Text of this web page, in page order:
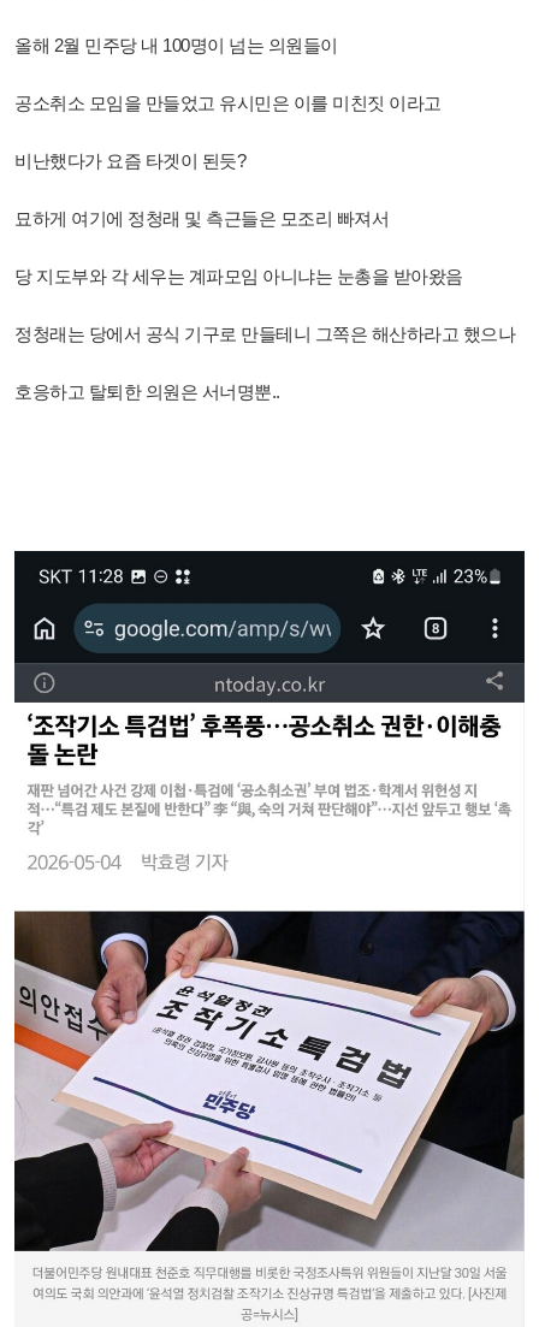
올해 2월 민주당 내 100명이 넘는 의원들이
공소취소 모임을 만들었고 유시민은 이를 미친짓 이라고
비난했다가 요즘 타겟이 된듯?
묘하게 여기에 정청래 및 측근들은 모조리 빠져서
당 지도부와 각 세우는 계파모임 아니냐는 눈총을 받아왔음
정청래는 당에서 공식 기구로 만들테니 그쪽은 해산하라고 했으나
호응하고 탈퇴한 의원은 서너명뿐..